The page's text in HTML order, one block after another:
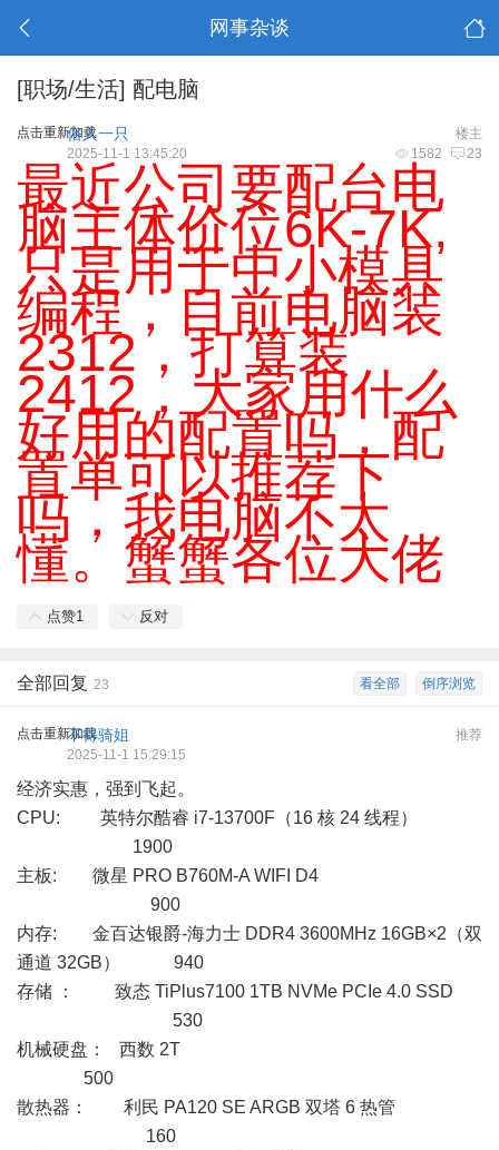
网事杂谈
[职场/生活] 配电脑
点击重新加载 楼主
俗人一只
1582 23
2025-11-1 13:45:20
最近公司要配台电
脑主体价位6K-7K,
只是用于中小模具
编程，目前电脑装
2312，打算装
2412，大家用什么
好用的配置吗，配
置单可以推荐下
吗，我电脑不太
懂。蟹蟹各位大佬
点赞1 反对
倒序浏览
看全部
全部回复 23
点击重新加载 推荐
不得骑姐
2025-11-1 15:29:15
经济实惠，强到飞起。
CPU: 英特尔酷睿 i7-13700F（16 核 24 线程）
1900
主板: 微星 PRO B760M-A WIFI D4
900
内存: 金百达银爵-海力士 DDR4 3600MHz 16GB×2（双
通道 32GB） 940
存储 ： 致态 TiPlus7100 1TB NVMe PCIe 4.0 SSD
530
机械硬盘： 西数 2T
500
散热器： 利民 PA120 SE ARGB 双塔 6 热管
160